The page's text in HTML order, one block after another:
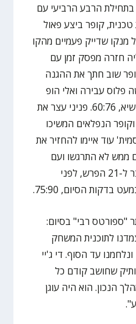
הרבע הרביעי עם
טכנית, קופר ביצע פאול
מנקו שדייק פעמיים מהקו
ל-67:60. הרצליה חזרה מפסק זמן עם
שוב חתך את ההגנה
פלוס עבירה ואלי הופ
במתפרצת נוספת פתח יתרון שיא, 60:76. פניני עצר את
הנפלאים המשיכו
של סמית' עוד איימו להחזיר את
ממש לא התרגשו ועם
המון שקט וקור רוח ברחו כבר ל-21 הפרש, לפני
בדקות הסיום, 75:90.
"ספורטס רבי" בסיום:
לתוכנית המשחק
עד הסוף. די ג'יי
שחושב קודם כל
הנכון. הוא היה עוגן